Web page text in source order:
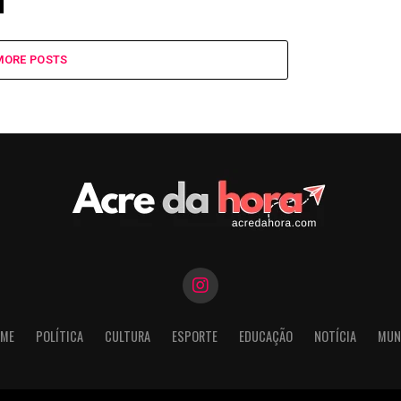
POSTS
POLÍTICA CULTURA ESPORTE EDUCAÇÃO NOTÍCIA